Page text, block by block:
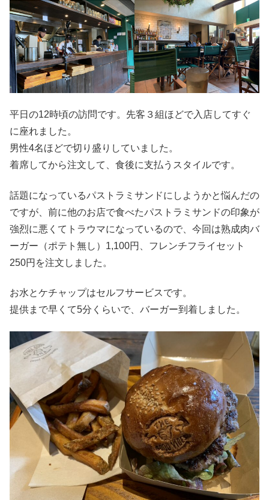
平日の12時頃の訪問です。先客３組ほどで入店してすぐ
に座れました。
男性4名ほどで切り盛りしていました。
着席してから注文して、食後に支払うスタイルです。
話題になっているパストラミサンドにしようかと悩んだの
ですが、前に他のお店で食べたパストラミサンドの印象が
強烈に悪くてトラウマになっているので、今回は熟成肉バ
ーガー（ポテト無し）1,100円、フレンチフライセット
250円を注文しました。
お水とケチャップはセルフサービスです。
提供まで早くて5分くらいで、バーガー到着しました。